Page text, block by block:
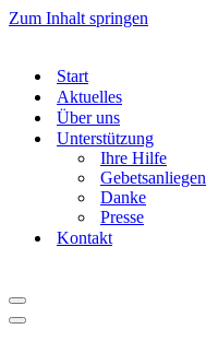
Zum Inhalt springen
Start
Aktuelles
Über uns
Unterstützung
Ihre Hilfe
Gebetsanliegen
Danke
Presse
Kontakt
Navigationsmenü
Navigationsmenü